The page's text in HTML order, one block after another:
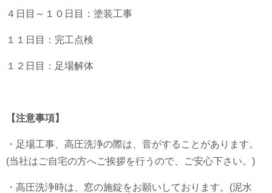
４日目～１０日目：塗装工事
１１日目：完工点検
１２日目：足場解体
【注意事項】
・足場工事、高圧洗浄の際は、音がすることがあります。
(当社はご自宅の方へご挨拶を行うので、ご安心下さい。)
・高圧洗浄時は、窓の施錠をお願いしております。(泥水